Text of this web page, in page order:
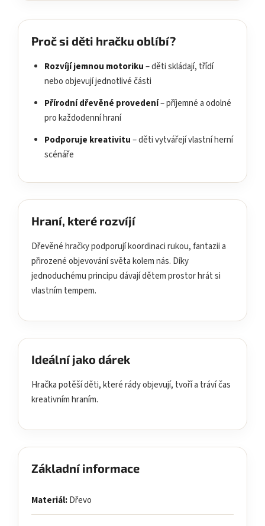
Proč si děti hračku oblíbí?
Rozvíjí jemnou motoriku– děti skládají, třídí
nebo objevují jednotlivé části
Přírodní dřevěné provedení– příjemné a odolné
pro každodenní hraní
Podporuje kreativitu– děti vytvářejí vlastní herní
scénáře
Hraní, které rozvíjí
Dřevěné hračky podporují koordinaci rukou, fantazii a
přirozené objevování světa kolem nás. Díky
jednoduchému principu dávají dětem prostor hrát si
vlastním tempem.
Ideální jako dárek
Hračka potěší děti, které rády objevují, tvoří a tráví čas
kreativním hraním.
Základní informace
Materiál:Dřevo